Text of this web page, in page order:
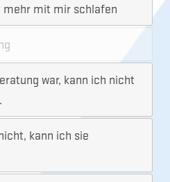
mehr mit mir schlafen
war, kann ich nicht
kann ich sie